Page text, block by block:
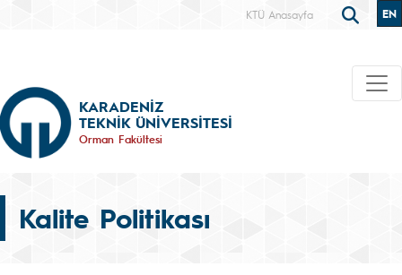
KTÜ Anasayfa EN
KARADENİZ
TEKNİK ÜNİVERSİTESİ
Orman Fakültesi
Kalite Politikası